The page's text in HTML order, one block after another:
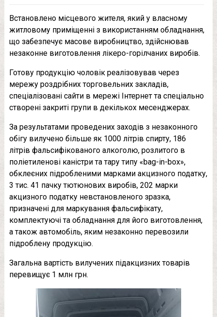
Встановлено місцевого жителя, який у власному
житловому приміщенні з використанням обладнання,
що забезпечує масове виробництво, здійснював
незаконне виготовлення лікеро-горілчаних виробів.
Готову продукцію чоловік реалізовував через
мережу роздрібних торговельних закладів,
спеціалізовані сайти в мережі Інтернет та спеціально
створені закриті групи в декількох месенджерах.
За результатами проведених заходів з незаконного
обігу вилучено більше як 1000 літрів спирту, 186
літрів фальсифікованого алкоголю, розлитого в
поліетиленові каністри та тару типу «bag-in-box»,
обклеєних підробленими марками акцизного податку,
3 тис. 41 пачку тютюнових виробів, 202 марки
акцизного податку невстановленого зразка,
призначені для маркування фальсифікату,
комплектуючі та обладнання для його виготовлення,
а також автомобіль, яким незаконно перевозили
підроблену продукцію.
Загальна вартість вилучених підакцизних товарів
перевищує 1 млн грн.